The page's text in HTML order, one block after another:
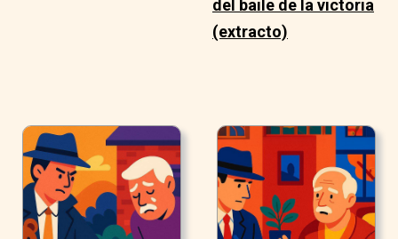
del baile de la victoria
(extracto)